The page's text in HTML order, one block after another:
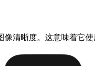
清晰度。这意味着它